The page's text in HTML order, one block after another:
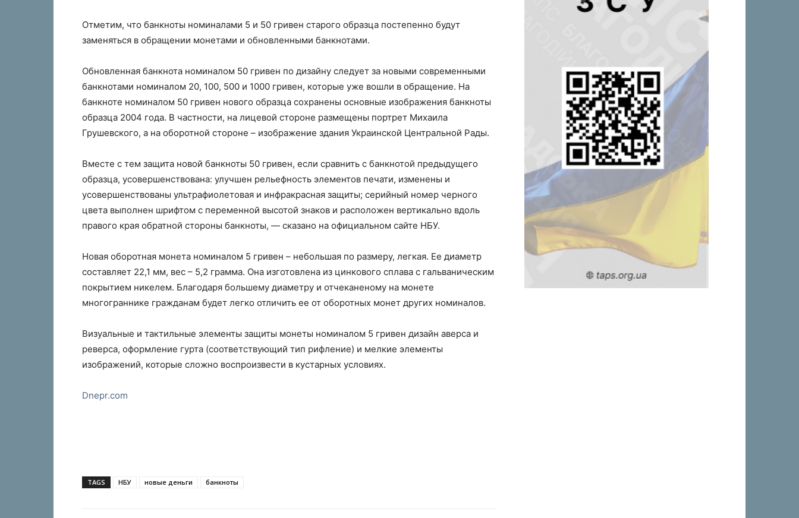
Отметим, что банкноты номиналами 5 и 50 гривен старого образца постепенно будут
заменяться в обращении монетами и обновленными банкнотами.
Обновленная банкнота номиналом 50 гривен по дизайну следует за новыми современными
банкнотами номиналом 20, 100, 500 и 1000 гривен, которые уже вошли в обращение. На
банкноте номиналом 50 гривен нового образца сохранены основные изображения банкноты
образца 2004 года. В частности, на лицевой стороне размещены портрет Михаила
Грушевского, а на оборотной стороне – изображение здания Украинской Центральной Рады.
Вместе с тем защита новой банкноты 50 гривен, если сравнить с банкнотой предыдущего
образца, усовершенствована: улучшен рельефность элементов печати, изменены и
усовершенствованы ультрафиолетовая и инфракрасная защиты; серийный номер черного
цвета выполнен шрифтом с переменной высотой знаков и расположен вертикально вдоль
правого края обратной стороны банкноты, — сказано на официальном сайте НБУ.
Новая оборотная монета номиналом 5 гривен – небольшая по размеру, легкая. Ее диаметр
составляет 22,1 мм, вес – 5,2 грамма. Она изготовлена из цинкового сплава с гальваническим
покрытием никелем. Благодаря большему диаметру и отчеканеному на монете
многограннике гражданам будет легко отличить ее от оборотных монет других номиналов.
Визуальные и тактильные элементы защиты монеты номиналом 5 гривен дизайн аверса и
реверса, оформление гурта (соответствующий тип рифление) и мелкие элементы
изображений, которые сложно воспроизвести в кустарных условиях.
Dnepr.com
TAGS НБУ новые деньги банкноты